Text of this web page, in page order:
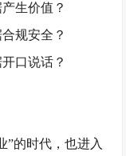
生价值？
规安全？
口说话？
”的时代，也进入